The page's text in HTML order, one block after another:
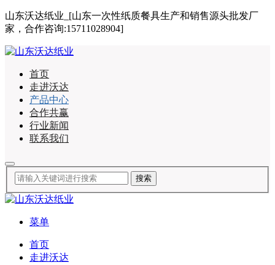
山东沃达纸业_[山东一次性纸质餐具生产和销售源头批发厂
家，合作咨询:15711028904]
首页
走进沃达
产品中心
合作共赢
行业新闻
联系我们
菜单
首页
走进沃达